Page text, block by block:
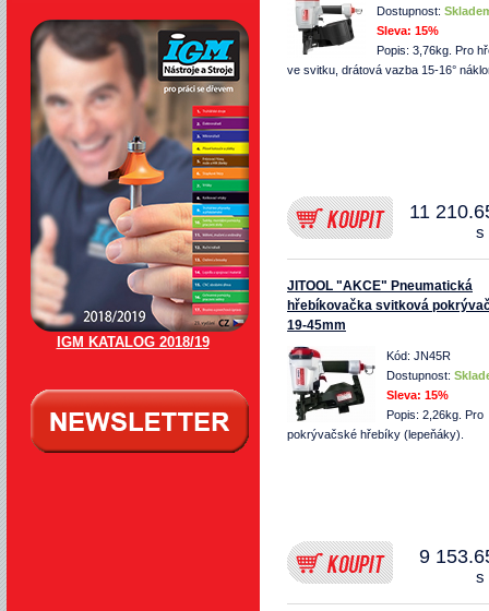
IGM KATALOG 2018/19
Dostupnost:
Sleva: 15%
Popis: 3,76kg. Pro
ve svitku, drátová vazba 15-16°
11
s
JITOOL "AKCE" Pneumatická
hřebíkovačka svitková
19-45mm
Kód: JN45R
Dostupnost:
Sleva: 15%
Popis: 2,26kg. Pro
pokrývačské hřebíky (lepeňáky).
9
s